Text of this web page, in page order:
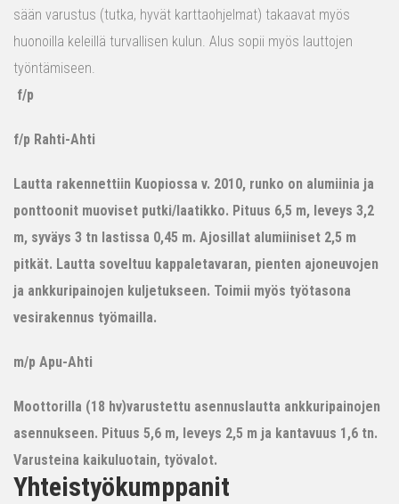
sään varustus (tutka, hyvät karttaohjelmat) takaavat myös
huonoilla keleillä turvallisen kulun. Alus sopii myös lauttojen
työntämiseen.
f/p
f/p Rahti-Ahti
Lautta rakennettiin Kuopiossa v. 2010, runko on alumiinia ja
ponttoonit muoviset putki/laatikko. Pituus 6,5 m, leveys 3,2
m, syväys 3 tn lastissa 0,45 m. Ajosillat alumiiniset 2,5 m
pitkät. Lautta soveltuu kappaletavaran, pienten ajoneuvojen
ja ankkuripainojen kuljetukseen. Toimii myös työtasona
vesirakennus työmailla.
m/p Apu-Ahti
Moottorilla (18 hv)varustettu asennuslautta ankkuripainojen
asennukseen. Pituus 5,6 m, leveys 2,5 m ja kantavuus 1,6 tn.
Varusteina kaikuluotain, työvalot.
Yhteistyökumppanit